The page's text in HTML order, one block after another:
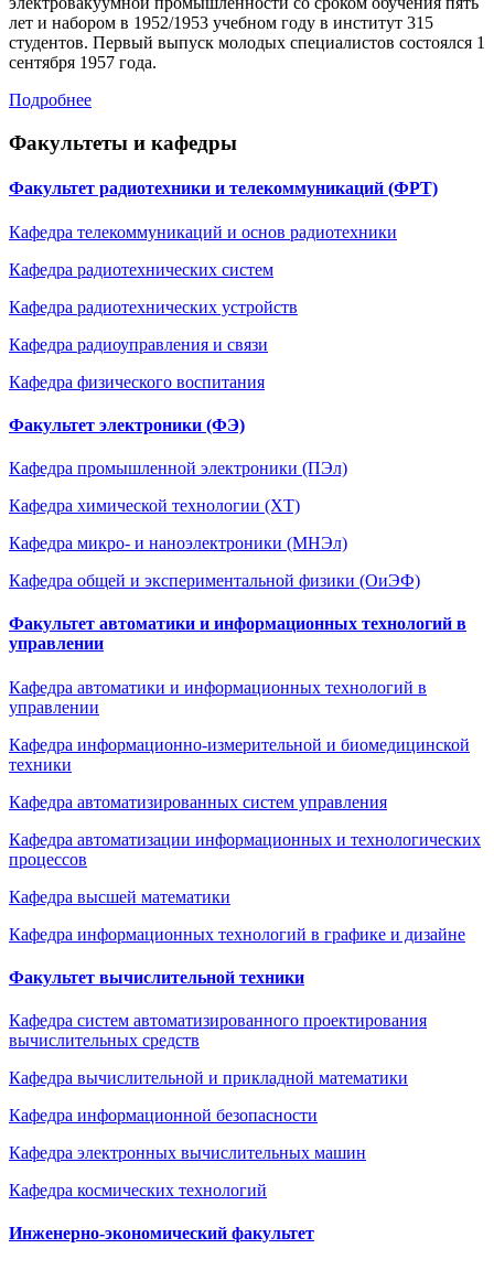
лет и набором в 1952/1953 учебном году в институт 315
студентов. Первый выпуск молодых специалистов состоялся 1
сентября 1957 года.
Подробнее
Факультеты и кафедры
Факультет радиотехники и телекоммуникаций (ФРТ)
Кафедра телекоммуникаций и основ радиотехники
Кафедра радиотехнических систем
Кафедра радиотехническиx устройств
Кафедра радиоуправления и связи
Кафедра физического воспитания
Факультет электроники (ФЭ)
Кафедра промышленной электроники (ПЭл)
Кафедра химической технологии (ХТ)
Кафедра микро- и наноэлектроники (МНЭл)
Кафедра общей и экспериментальной физики (ОиЭФ)
Факультет автоматики и информационных технологий в
управлении
Кафедра автоматики и информационных технологий в
управлении
Кафедра информационно-измерительной и биомедицинской
техники
Кафедра автоматизированных систем управления
Кафедра автоматизации информационных и технологических
процессов
Кафедра высшей математики
Кафедра информационных технологий в графике и дизайне
Факультет вычислительной техники
Кафедра систем автоматизированного проектирования
вычислительных средств
Кафедра вычислительной и прикладной математики
Кафедра информационной безопасности
Кафедра электронных вычислительных машин
Кафедра космических технологий
Инженерно-экономический факультет